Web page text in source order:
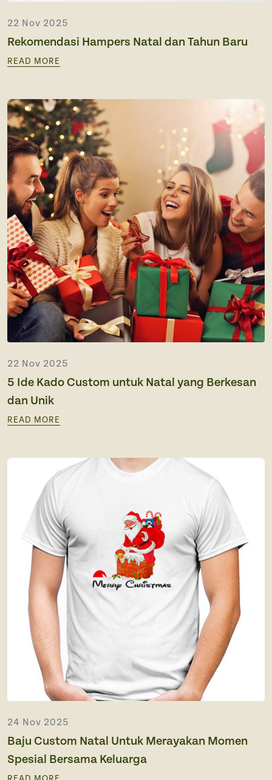
22 Nov 2025
Rekomendasi Hampers Natal dan Tahun Baru
READ MORE
22 Nov 2025
5 Ide Kado Custom untuk Natal yang Berkesan
dan Unik
READ MORE
24 Nov 2025
Baju Custom Natal Untuk Merayakan Momen
Spesial Bersama Keluarga